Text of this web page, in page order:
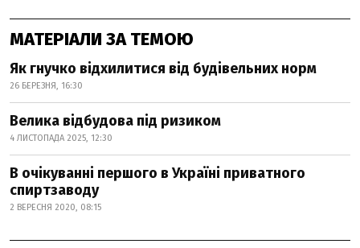
МАТЕРІАЛИ ЗА ТЕМОЮ
Як гнучко відхилитися від будівельних норм
26 БЕРЕЗНЯ, 16:30
Велика відбудова під ризиком
4 ЛИСТОПАДА 2025, 12:30
В очікуванні першого в Україні приватного
спиртзаводу
2 ВЕРЕСНЯ 2020, 08:15